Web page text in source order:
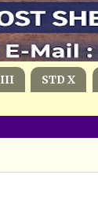
STD X